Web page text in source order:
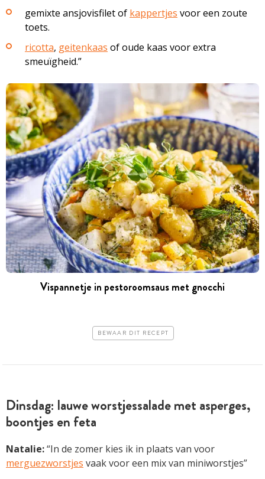
gemixte ansjovisfilet of kappertjes voor een zoute
toets.
ricotta, geitenkaas of oude kaas voor extra
smeuïgheid.”
Vispannetje in pestoroomsaus met gnocchi
BEWAAR DIT RECEPT
Dinsdag: lauwe worstjessalade met asperges,
boontjes en feta
Natalie:“In de zomer kies ik in plaats van voor
merguezworstjes vaak voor een mix van miniworstjes”